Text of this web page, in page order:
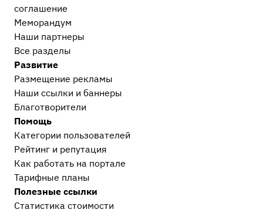
После приговора или решения суда
Исполнительное производство
Прочее
Остальные дела, не вошедшие в другие
категории 16
Европейский суд
Проблемы современного судопроизводства
Сообщество Праворуб
соглашение
Меморандум
Наши партнеры
Все разделы
Развитие
Размещение рекламы
Наши ссылки и баннеры
Благотворители
Помощь
Категории пользователей
Рейтинг и репутация
Как работать на портале
Тарифные планы
Полезные ссылки
Статистика стоимости